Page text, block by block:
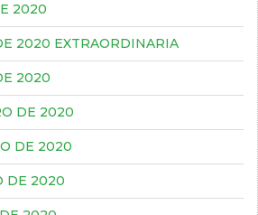
2020
2020 EXTRAORDINARIA
2020
DE 2020
DE 2020
DE 2020